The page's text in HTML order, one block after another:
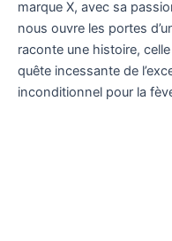
marque X, avec sa
nous ouvre les portes
raconte une histoire,
quête incessante de
inconditionnel pour la